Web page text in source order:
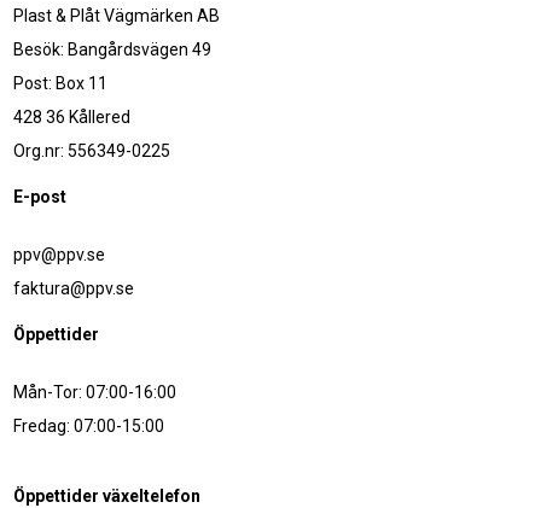
Plast & Plåt Vägmärken AB
Besök: Bangårdsvägen 49
Post: Box 11
428 36 Kållered
Org.nr: 556349-0225
E-post
ppv@ppv.se
faktura@ppv.se
Öppettider
Mån-Tor: 07:00-16:00
Fredag: 07:00-15:00
Öppettider växeltelefon